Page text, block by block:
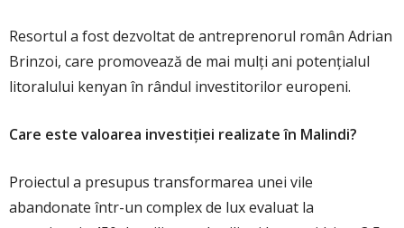
Resortul a fost dezvoltat de antreprenorul român Adrian
Brinzoi, care promovează de mai mulți ani potențialul
litoralului kenyan în rândul investitorilor europeni.
Care este valoarea investiției realizate în Malindi?
Proiectul a presupus transformarea unei vile
abandonate într-un complex de lux evaluat la